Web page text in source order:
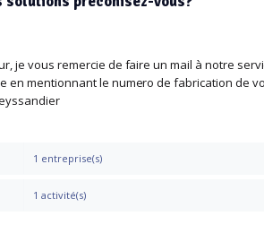
je vous remercie de faire un mail à notre
en mentionnant le numero de fabrication de
1 entreprise(s)
1 activité(s)